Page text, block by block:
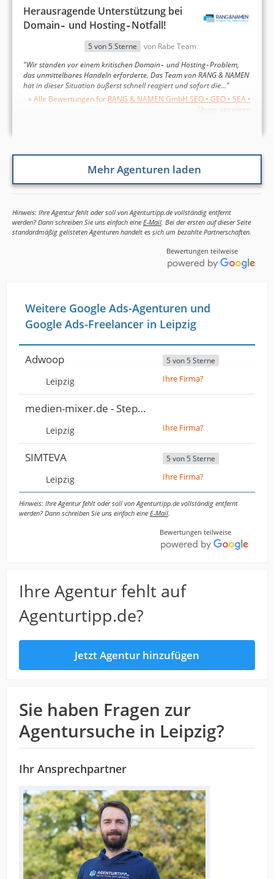
Herausragende Unterstützung bei
Domain‑ und Hosting‑Notfall!
5 von 5 Sterne
von Rabe Team
"Wir standen vor einem kritischen Domain‑ und Hosting‑Problem,
das unmittelbares Handeln erforderte. Das Team von RANG & NAMEN
hat in dieser Situation äußerst schnell reagiert und sofort die…"
» Alle Bewertungen für RANG & NAMEN GmbH SEO • GEO • SEA •
Shops anzeigen
Mehr Agenturen laden
Hinweis: Ihre Agentur fehlt oder soll von Agenturtipp.de vollständig entfernt
werden? Dann schreiben Sie uns einfach eine E-Mail. Bei der ersten auf dieser Seite
standardmäßig gelisteten Agenturen handelt es sich um bezahlte Partnerschaften.
Bewertungen teilweise
Weitere Google Ads-Agenturen und
Google Ads-Freelancer in Leipzig
Adwoop
Leipzig
5 von 5 Sterne
Ihre Firma?
medien-mixer.de - Stephan Huwig
Leipzig Ihre Firma?
SIMTEVA
Leipzig
5 von 5 Sterne
Ihre Firma?
Hinweis: Ihre Agentur fehlt oder soll von Agenturtipp.de vollständig entfernt
werden? Dann schreiben Sie uns einfach eine E-Mail.
Bewertungen teilweise
Ihre Agentur fehlt auf
Agenturtipp.de?
Jetzt Agentur hinzufügen
Sie haben Fragen zur
Agentursuche in Leipzig?
Ihr Ansprechpartner